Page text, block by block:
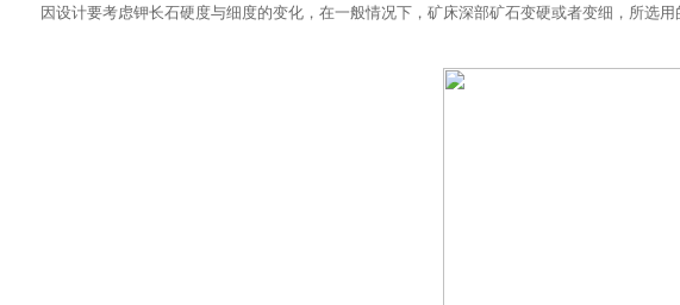
因设计要考虑钾长石硬度与细度的变化，在一般情况下，矿床深部矿石变硬或者变细，所选